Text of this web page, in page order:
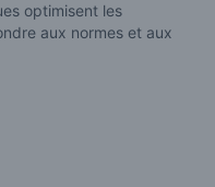
optimisent les
aux normes et aux